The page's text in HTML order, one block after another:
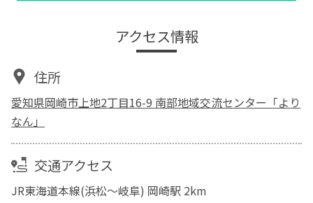
アクセス情報
住所
愛知県岡崎市上地2丁目16-9 南部地域交流センター「より
なん」
交通アクセス
JR東海道本線(浜松～岐阜) 岡崎駅 2km